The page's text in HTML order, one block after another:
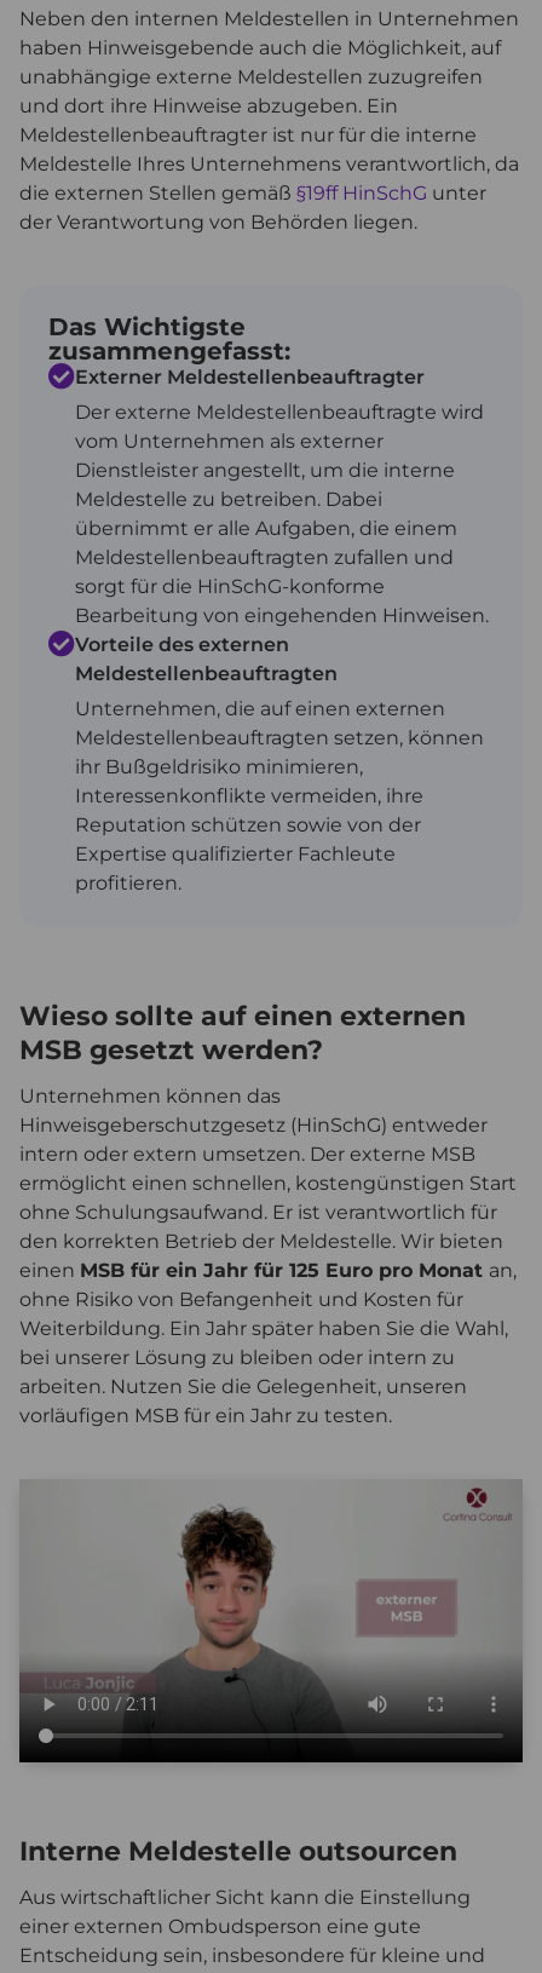
Neben den internen Meldestellen in Unternehmen
haben Hinweisgebende auch die Möglichkeit, auf
unabhängige externe Meldestellen zuzugreifen
und dort ihre Hinweise abzugeben. Ein
Meldestellenbeauftragter ist nur für die interne
Meldestelle Ihres Unternehmens verantwortlich, da
die externen Stellen gemäß §19ff HinSchG unter
der Verantwortung von Behörden liegen.
Das Wichtigste
zusammengefasst:
Externer Meldestellenbeauftragter
Der externe Meldestellenbeauftragte wird
vom Unternehmen als externer
Dienstleister angestellt, um die interne
Meldestelle zu betreiben. Dabei
übernimmt er alle Aufgaben, die einem
Meldestellenbeauftragten zufallen und
sorgt für die HinSchG-konforme
Bearbeitung von eingehenden Hinweisen.
Vorteile des externen
Meldestellenbeauftragten
Unternehmen, die auf einen externen
Meldestellenbeauftragten setzen, können
ihr Bußgeldrisiko minimieren,
Interessenkonflikte vermeiden, ihre
Reputation schützen sowie von der
Expertise qualifizierter Fachleute
profitieren.
Wieso sollte auf einen externen
MSB gesetzt werden?
Unternehmen können das
Hinweisgeberschutzgesetz (HinSchG) entweder
intern oder extern umsetzen. Der externe MSB
ermöglicht einen schnellen, kostengünstigen Start
ohne Schulungsaufwand. Er ist verantwortlich für
den korrekten Betrieb der Meldestelle. Wir bieten
einen MSB für ein Jahr für 125 Euro pro Monat an,
ohne Risiko von Befangenheit und Kosten für
Weiterbildung. Ein Jahr später haben Sie die Wahl,
bei unserer Lösung zu bleiben oder intern zu
arbeiten. Nutzen Sie die Gelegenheit, unseren
vorläufigen MSB für ein Jahr zu testen.
Interne Meldestelle outsourcen
Aus wirtschaftlicher Sicht kann die Einstellung
einer externen Ombudsperson eine gute
Entscheidung sein, insbesondere für kleine und